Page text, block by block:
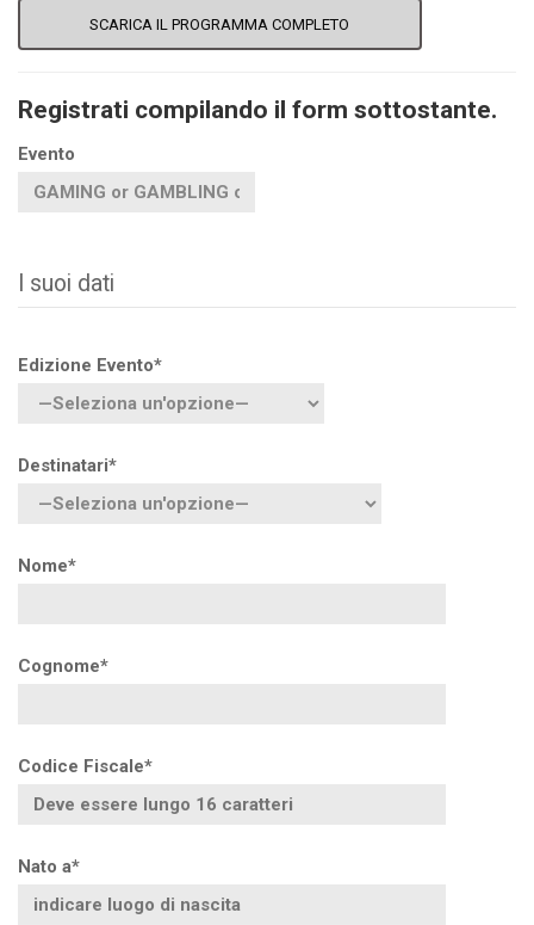
SCARICA IL PROGRAMMA COMPLETO
Registrati compilando il form sottostante.
Evento
I suoi dati
Edizione Evento*
Destinatari*
Nome*
Cognome*
Codice Fiscale*
Nato a*